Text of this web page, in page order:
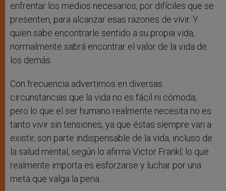
enfrentar los medios necesarios, por difíciles que se
presenten, para alcanzar esas razones de vivir. Y
quien sabe encontrarle sentido a su propia vida,
normalmente sabrá encontrar el valor de la vida de
los demás.
Con frecuencia advertimos en diversas
circunstancias que la vida no es fácil ni cómoda;
pero lo que el ser humano realmente necesita no es
tanto vivir sin tensiones, ya que éstas siempre van a
existir, son parte indispensable de la vida, incluso de
la salud mental, según lo afirma Victor Frankl; lo que
realmente importa es esforzarse y luchar por una
meta que valga la pena.